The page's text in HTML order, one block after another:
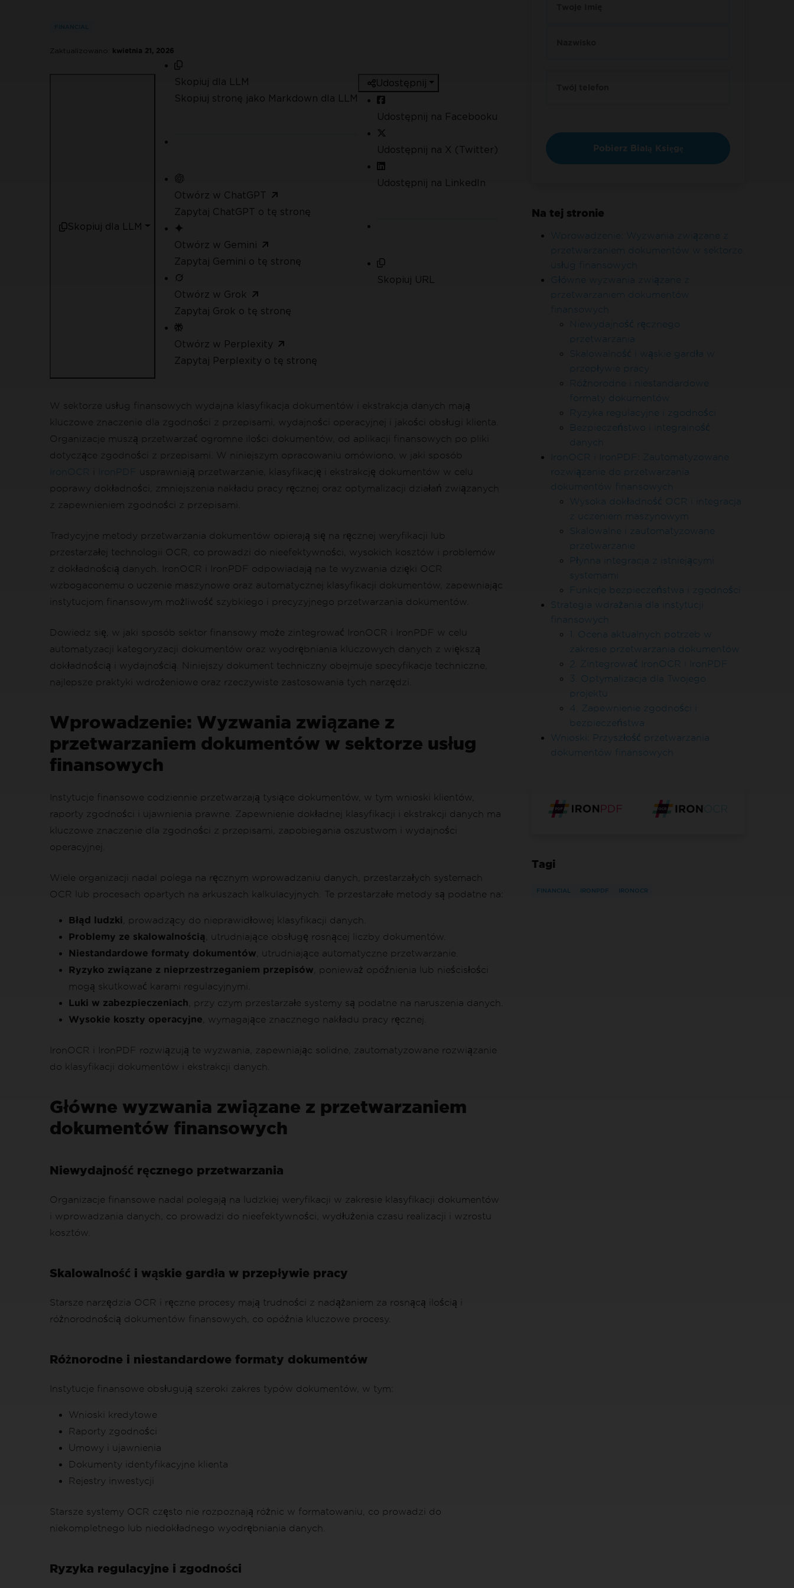
FINANCIAL
Zaktualizowano: kwietnia 21, 2026
Skopiuj dla LLM
Skopiuj dla LLM
Skopiuj stronę jako Markdown dla LLM
Otwórz w ChatGPT
Zapytaj ChatGPT o tę stronę
Otwórz w Gemini
Zapytaj Gemini o tę stronę
Otwórz w Grok
Zapytaj Grok o tę stronę
Otwórz w Perplexity
Zapytaj Perplexity o tę stronę
Udostępnij
Udostępnij na Facebooku
Udostępnij na X (Twitter)
Udostępnij na LinkedIn
Skopiuj URL
W sektorze usług finansowych wydajna klasyfikacja dokumentów i ekstrakcja danych mają
kluczowe znaczenie dla zgodności z przepisami, wydajności operacyjnej i jakości obsługi klienta.
Organizacje muszą przetwarzać ogromne ilości dokumentów, od aplikacji finansowych po pliki
dotyczące zgodności z przepisami. W niniejszym opracowaniu omówiono, w jaki sposób
IronOCR
IronPDF
usprawniają przetwarzanie, klasyfikację i ekstrakcję dokumentów w celu
poprawy dokładności, zmniejszenia nakładu pracy ręcznej oraz optymalizacji działań związanych
z zapewnieniem zgodności z przepisami.
Tradycyjne metody przetwarzania dokumentów opierają się na ręcznej weryfikacji lub
przestarzałej technologii OCR, co prowadzi do nieefektywności, wysokich kosztów i problemów
z dokładnością danych. IronOCR i IronPDF odpowiadają na te wyzwania dzięki OCR
wzbogaconemu o uczenie maszynowe oraz automatycznej klasyfikacji dokumentów, zapewniając
instytucjom finansowym możliwość szybkiego i precyzyjnego przetwarzania dokumentów.
Dowiedz się, w jaki sposób sektor finansowy może zintegrować IronOCR i IronPDF w celu
automatyzacji kategoryzacji dokumentów oraz wyodrębniania kluczowych danych z większą
dokładnością i wydajnością. Niniejszy dokument techniczny obejmuje specyfikacje techniczne,
najlepsze praktyki wdrożeniowe oraz rzeczywiste zastosowania tych narzędzi.
Wprowadzenie: Wyzwania związane z
przetwarzaniem dokumentów w sektorze usług
finansowych
Instytucje finansowe codziennie przetwarzają tysiące dokumentów, w tym wnioski klientów,
raporty zgodności i ujawnienia prawne. Zapewnienie dokładnej klasyfikacji i ekstrakcji danych ma
kluczowe znaczenie dla zgodności z przepisami, zapobiegania oszustwom i wydajności
operacyjnej.
Wiele organizacji nadal polega na ręcznym wprowadzaniu danych, przestarzałych systemach
OCR lub procesach opartych na arkuszach kalkulacyjnych. Te przestarzałe metody są podatne na:
Błąd ludzki
, prowadzący do nieprawidłowej klasyfikacji danych.
Problemy ze skalowalnością
, utrudniające obsługę rosnącej liczby dokumentów.
Niestandardowe formaty dokumentów , utrudniające automatyczne przetwarzanie.
Ryzyko związane z nieprzestrzeganiem przepisów , ponieważ opóźnienia lub nieścisłości
mogą skutkować karami regulacyjnymi.
Luki w zabezpieczeniach , przy czym przestarzałe systemy są podatne na naruszenia danych.
Wysokie koszty operacyjne , wymagające znacznego nakładu pracy ręcznej.
IronOCR i IronPDF rozwiązują te wyzwania, zapewniając solidne, zautomatyzowane rozwiązanie
do klasyfikacji dokumentów i ekstrakcji danych.
Główne wyzwania związane z przetwarzaniem
dokumentów finansowych
Niewydajność ręcznego przetwarzania
Organizacje finansowe nadal polegają na ludzkiej weryfikacji w zakresie klasyfikacji dokumentów
i wprowadzania danych, co prowadzi do nieefektywności, wydłużenia czasu realizacji i wzrostu
kosztów.
Skalowalność i wąskie gardła w przepływie pracy
Starsze narzędzia OCR i ręczne procesy mają trudności z nadążaniem za rosnącą ilością i
różnorodnością dokumentów finansowych, co opóźnia kluczowe procesy.
Różnorodne i niestandardowe formaty dokumentów
Instytucje finansowe obsługują szeroki zakres typów dokumentów, w tym:
Wnioski kredytowe
Raporty zgodności
Umowy i ujawnienia
Dokumenty identyfikacyjne klienta
Rejestry inwestycji
Starsze systemy OCR często nie rozpoznają różnic w formatowaniu, co prowadzi do
niekompletnego lub niedokładnego wyodrębniania danych.
Ryzyka regulacyjne i zgodności
Na tej stronie
Wprowadzenie: Wyzwania związane z
przetwarzaniem dokumentów w sektorze
usług finansowych
Główne wyzwania związane z
przetwarzaniem dokumentów
finansowych
Niewydajność ręcznego
przetwarzania
Skalowalność i wąskie gardła w
przepływie pracy
Różnorodne i niestandardowe
formaty dokumentów
Ryzyka regulacyjne i zgodności
Bezpieczeństwo i integralność
danych
IronOCR i IronPDF: Zautomatyzowane
rozwiązanie do przetwarzania
dokumentów finansowych
Wysoka dokładność OCR i integracja
z uczeniem maszynowym
Skalowalne i zautomatyzowane
przetwarzanie
Płynna integracja z istniejącymi
systemami
Funkcje bezpieczeństwa i zgodności
Strategia wdrażania dla instytucji
finansowych
1. Ocena aktualnych potrzeb w
zakresie przetwarzania dokumentów
2. Zintegrować IronOCR i IronPDF
3. Optymalizacja dla Twojego
projektu
4. Zapewnienie zgodności i
bezpieczeństwa
Wnioski: Przyszłość przetwarzania
dokumentów finansowych
Tagi
FINANCIAL IRONPDF IRONOCR